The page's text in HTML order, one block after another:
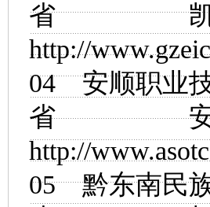
省
http://
04安顺职业
省
http://
05黔东南民